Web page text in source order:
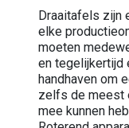
Draaitafels zijn
elke
moeten
en tegelijkertijd
handhaven om
zelfs de meest
mee kunnen